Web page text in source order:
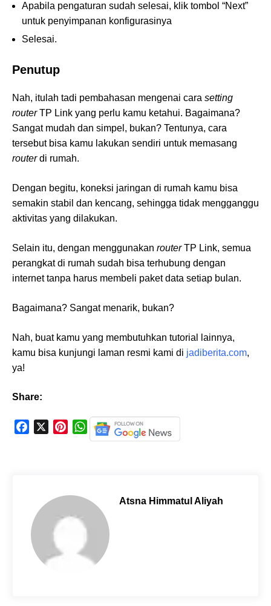
Apabila pengaturan sudah selesai, klik tombol “Next”
untuk penyimpanan konfigurasinya
Selesai.
Penutup
Nah, itulah tadi pembahasan mengenai cara setting
routerTP Link yang perlu kamu ketahui. Bagaimana?
Sangat mudah dan simpel, bukan? Tentunya, cara
tersebut bisa kamu lakukan sendiri untuk memasang
routerdi rumah.
Dengan begitu, koneksi jaringan di rumah kamu bisa
semakin stabil dan kencang, sehingga tidak mengganggu
aktivitas yang dilakukan.
Selain itu, dengan menggunakan routerTP Link, semua
perangkat di rumah sudah bisa terhubung dengan
internet tanpa harus membeli paket data setiap bulan.
Bagaimana? Sangat menarik, bukan?
Nah, buat kamu yang membutuhkan tutorial lainnya,
kamu bisa kunjungi laman resmi kami di jadiberita.com,
ya!
Share:
k
e
W
h
A
Atsna Himmatul Aliyah